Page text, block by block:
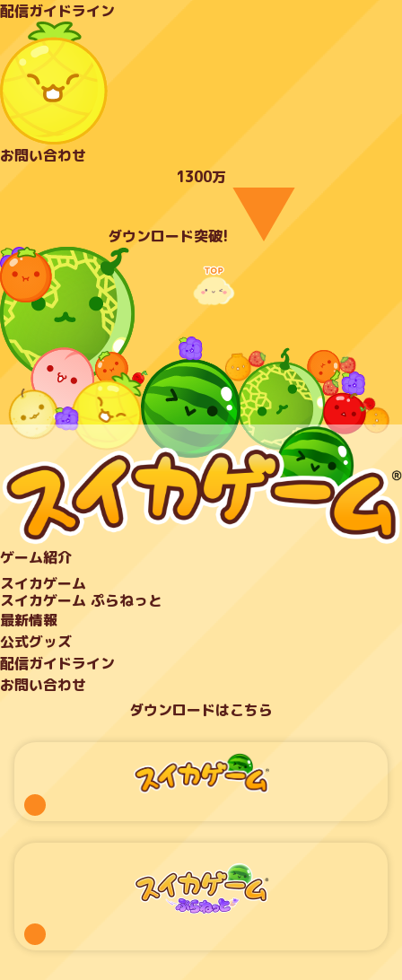
配信ガイドライン
お問い合わせ
1300万
ダウンロード突破!
ゲーム紹介
スイカゲーム
スイカゲーム ぷらねっと
最新情報
公式グッズ
配信ガイドライン
お問い合わせ
ダウンロードはこちら